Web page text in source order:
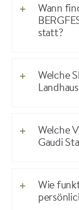
Wann
statt?
Welche
Welche
Gaudi
Wie